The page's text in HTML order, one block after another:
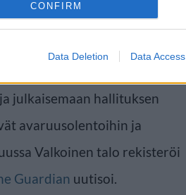
CONFIRM
Data Deletion Data Access
Trumpin hallinnon kerrotaan
aiheeseen. Trump on
julkaisemaan hallituksen
avaruusolentoihin ja
Valkoinen talo rekisteröi
Guardian uutisoi.